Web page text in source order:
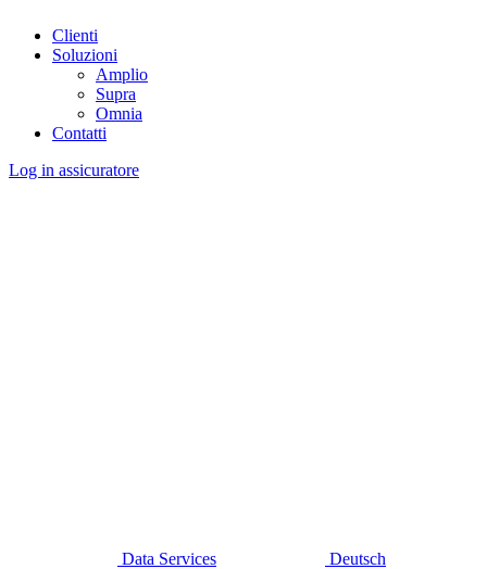
Clienti
Soluzioni
Amplio
Supra
Omnia
Contatti
Log in assicuratore
Data Services Deutsch